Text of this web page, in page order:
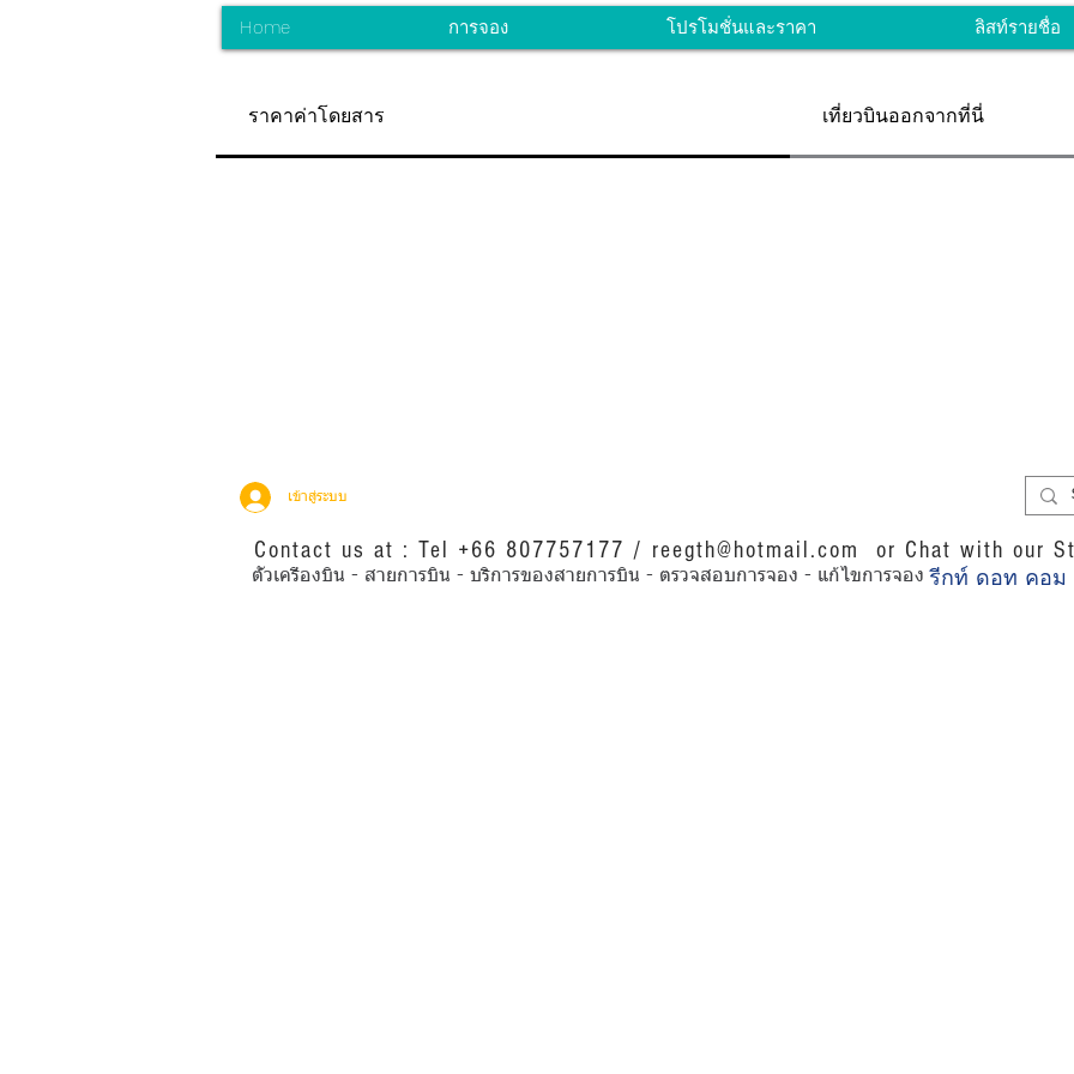
Home การจอง โปรโมชั่นและราคา ลิสท์รายชื่อ
ราคาค่าโดยสาร เที่ยวบินออกจากที่นี่
เข้าสู่ระบบ
Contact us at : Tel +66 807757177 / reegth@hotmail.com or Chat with our
ตั๋วเครื่องบิน - สายการบิน - บริการของสายการบิน - ตรวจสอบการจอง - แก้ไขการจอง รีกท์ ดอท คอม